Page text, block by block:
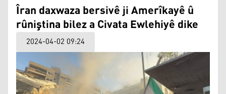
Îran daxwaza bersivê ji Amerîkayê û
rûniştina bilez a Civata Ewlehiyê dike
2024-04-02 09:24